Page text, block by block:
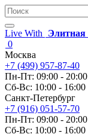
Live With
Элитная
0
Москва
+7 (499) 957-87-40
Пн-Пт: 09:00 - 20:00
Сб-Вс: 10:00 - 16:00
Санкт-Петербург
+7 (916) 051-57-70
Пн-Пт: 09:00 - 20:00
Сб-Вс: 10:00 - 16:00